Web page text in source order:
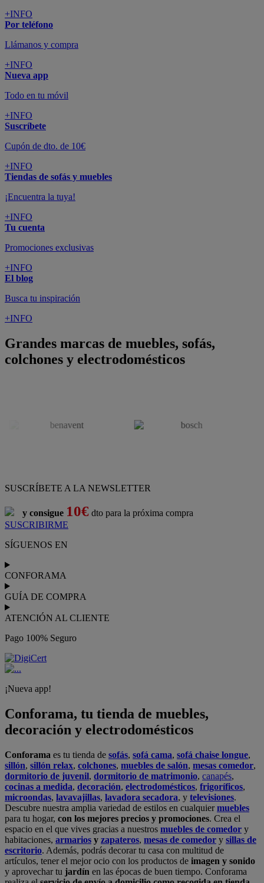
+INFO
Por teléfono
Llámanos y compra
+INFO
Nueva app
Todo en tu móvil
+INFO
Suscríbete
Cupón de dto. de 10€
+INFO
Tiendas de sofás y muebles
¡Encuentra la tuya!
+INFO
Tu cuenta
Promociones exclusivas
+INFO
El blog
Busca tu inspiración
+INFO
Grandes marcas de muebles, sofás,
colchones y electrodomésticos
SUSCRÍBETE A LA NEWSLETTER
y consigue 10€ dto para la próxima compra
SUSCRIBIRME
SÍGUENOS EN
CONFORAMA
GUÍA DE COMPRA
ATENCIÓN AL CLIENTE
Pago 100% Seguro
¡Nueva app!
Conforama, tu tienda de muebles,
decoración y electrodomésticos
Conforama es tu tienda de sofás, sofá cama, sofá chaise longue,
sillón, sillón relax, colchones, muebles de salón, mesas comedor,
dormitorio de juvenil, dormitorio de matrimonio, canapés,
cocinas a medida, decoración, electrodomésticos, frigoríficos,
microondas, lavavajillas, lavadora secadora, y televisiones.
Descubre nuestra amplia variedad de estilos en cualquiermuebles
para tu hogar, con los mejores precios y promociones. Crea el
espacio en el que vives gracias a nuestros muebles de comedor y
habitaciones, armarios y zapateros, mesas de comedor y sillas de
escritorio. Además, podrás decorar tu casa con multitud de
artículos, tener el mejor ocio con los productos de imagen y sonido
y aprovechar tu jardín en las épocas de buen tiempo. Conforama